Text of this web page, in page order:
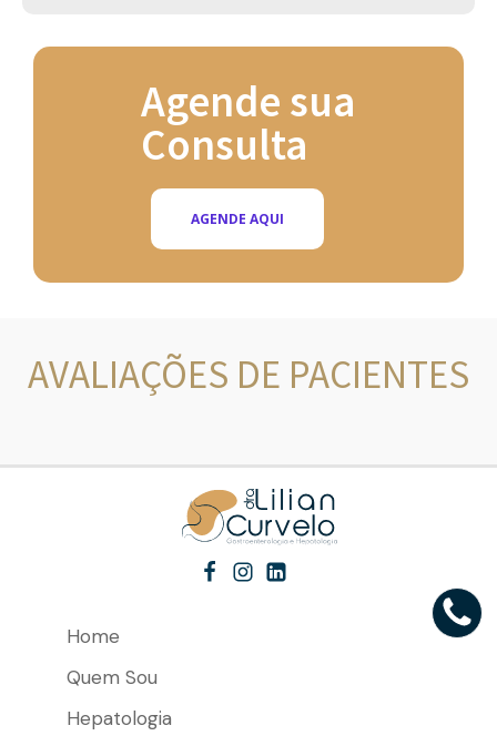
Agende sua
Consulta
AGENDE AQUI
AVALIAÇÕES DE PACIENTES
Home
Quem Sou
Hepatologia